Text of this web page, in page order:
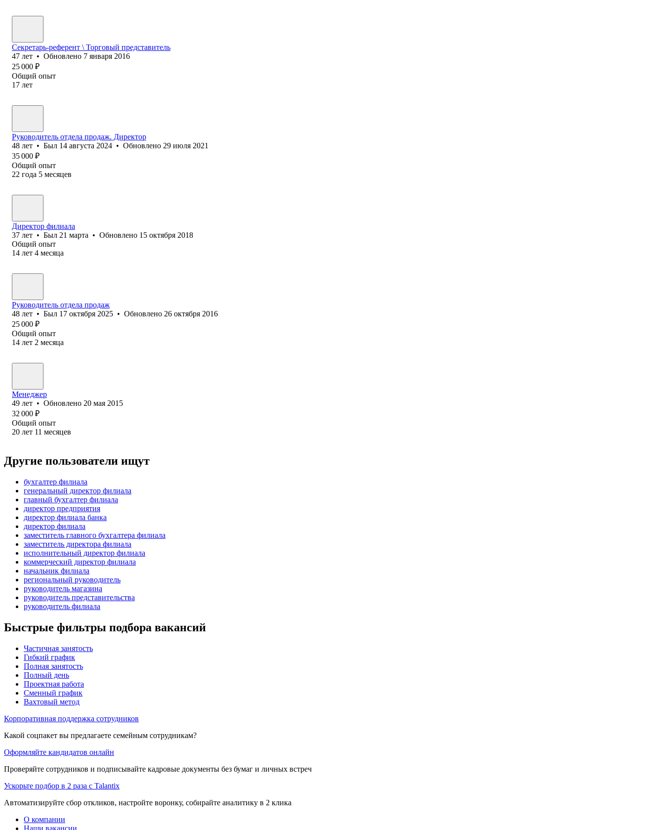
Секретарь-референт \ Торговый представитель
47 лет • Обновлено 7 января 2016
25 000 ₽
Общий опыт
17 лет
Руководитель отдела продаж. Директор
48 лет • Был 14 августа 2024 • Обновлено 29 июля 2021
35 000 ₽
Общий опыт
22 года 5 месяцев
Директор филиала
37 лет • Был 21 марта • Обновлено 15 октября 2018
Общий опыт
14 лет 4 месяца
Руководитель отдела продаж
48 лет • Был 17 октября 2025 • Обновлено 26 октября 2016
25 000 ₽
Общий опыт
14 лет 2 месяца
Менеджер
49 лет • Обновлено 20 мая 2015
32 000 ₽
Общий опыт
20 лет 11 месяцев
Другие пользователи ищут
бухгалтер филиала
генеральный директор филиала
главный бухгалтер филиала
директор предприятия
директор филиала банка
директор филиала
заместитель главного бухгалтера филиала
заместитель директора филиала
исполнительный директор филиала
коммерческий директор филиала
начальник филиала
региональный руководитель
руководитель магазина
руководитель представительства
руководитель филиала
Быстрые фильтры подбора вакансий
Частичная занятость
Гибкий график
Полная занятость
Полный день
Проектная работа
Сменный график
Вахтовый метод
Корпоративная поддержка сотрудников
Какой соцпакет вы предлагаете семейным сотрудникам?
Оформляйте кандидатов онлайн
Проверяйте сотрудников и подписывайте кадровые документы без бумаг и личных встреч
Ускорьте подбор в 2 раза с Talantix
Автоматизируйте сбор откликов, настройте воронку, собирайте аналитику в 2 клика
О компании
Наши вакансии